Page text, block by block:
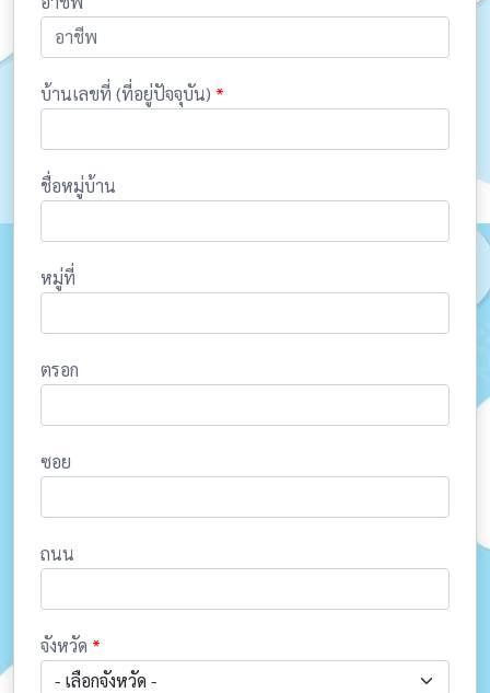
บ้านเลขที่ (ที่อยู่ปัจจุบัน) *
ชื่อหมู่บ้าน
หมู่ที่
ตรอก
ซอย
ถนน
จังหวัด *
- เลือกจังหวัด -